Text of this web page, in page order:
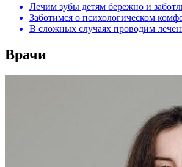
Лечим зубы детям бережно и
Заботимся о психологическом
В сложных случаях проводим
Врачи